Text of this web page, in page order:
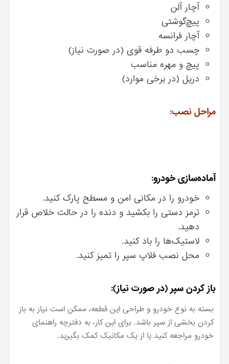
آچار آلن
پیچ‌گوشتی
آچار فرانسه
چسب دو طرفه قوی (در صورت نیاز)
پیچ و مهره مناسب
دریل (در برخی موارد)
مراحل نصب:
آماده‌سازی خودرو:
خودرو را در مکانی امن و مسطح پارک کنید.
ترمز دستی را بکشید و دنده را در حالت خلاص قرار
دهید.
لاستیک‌ها را باد کنید.
محل نصب فلاپ سپر را تمیز کنید.
باز کردن سپر (در صورت نیاز):
بسته به نوع خودرو و طراحی این قطعه، ممکن است نیاز به باز
کردن بخشی از سپر باشد. برای این کار، به دفترچه راهنمای
خودرو مراجعه کنید یا از یک مکانیک کمک بگیرید.